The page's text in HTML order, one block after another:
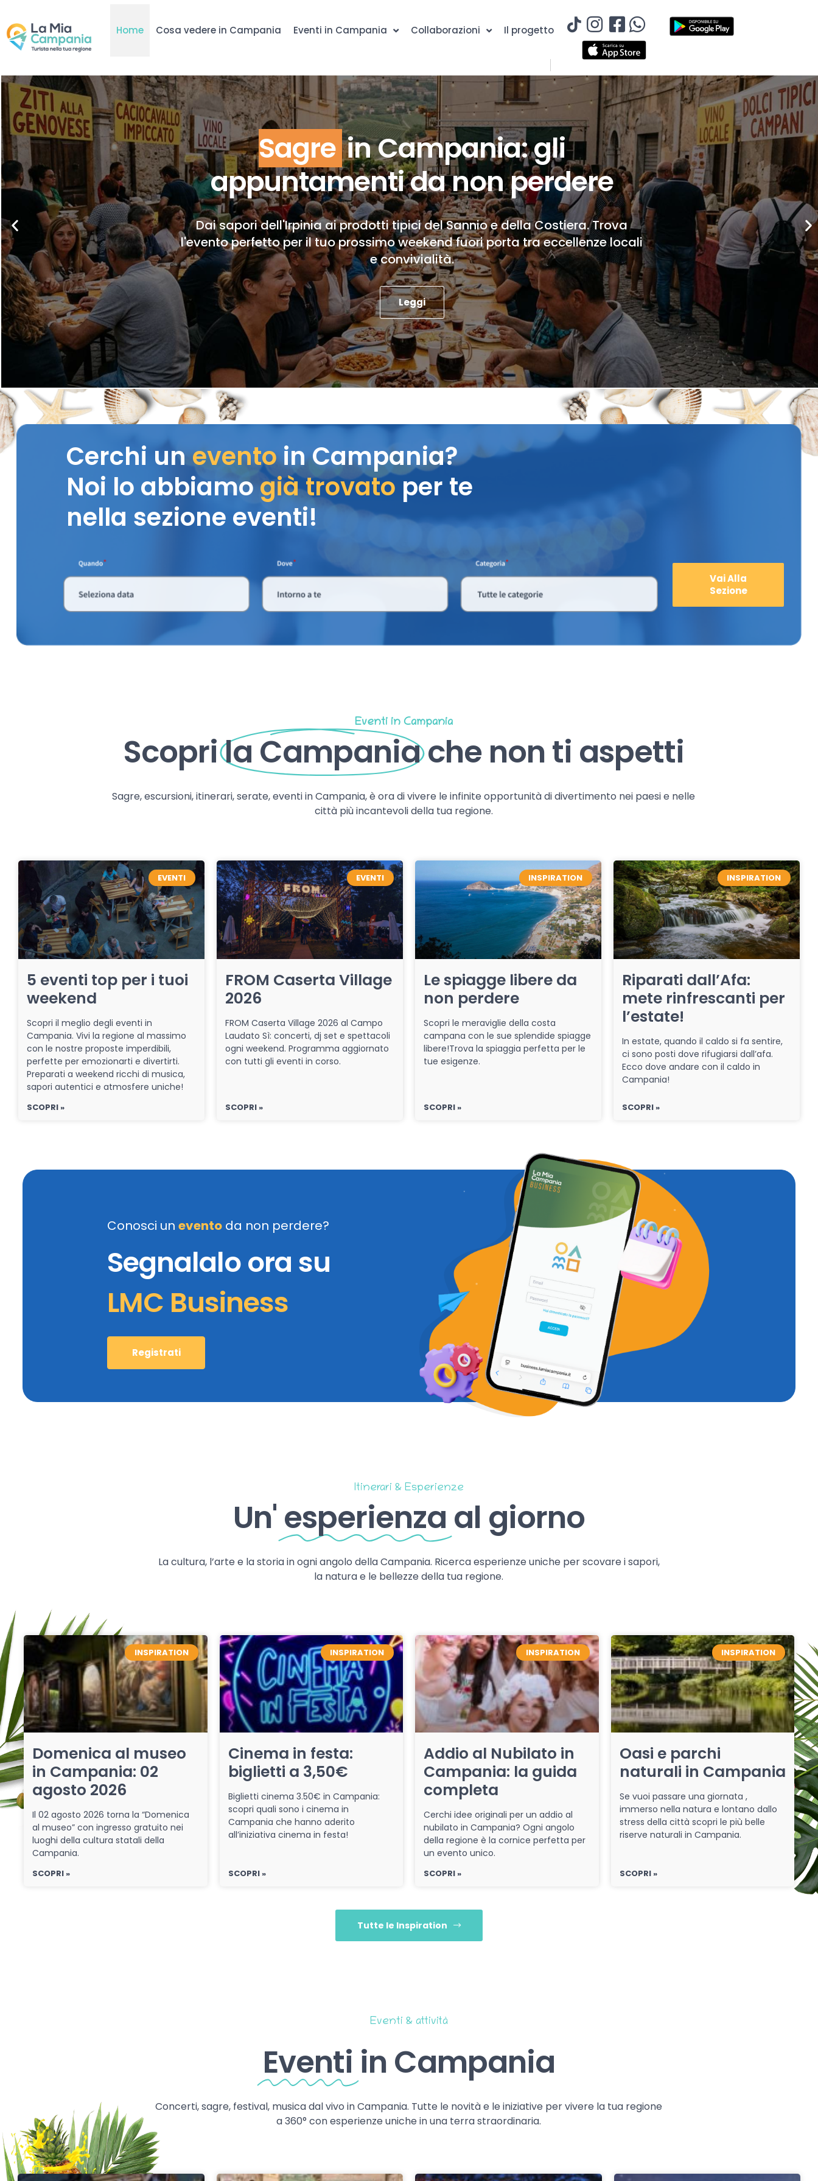
Home Cosa vedere in Campania Eventi in Campania Collaborazioni Il progetto
Sagre in Campania: gli
appuntamenti da non perdere
Dai sapori dell'Irpinia ai prodotti tipici del Sannio e della Costiera. Trova
l'evento perfetto per il tuo prossimo weekend fuori porta tra eccellenze locali
e convivialità.
Leggi
Cerchi uneventoin Campania?
Noi lo abbiamogià trovato per te
nella sezione eventi!
Vai Alla
Sezione
Eventi in Campania
Scoprila Campaniache non ti aspetti
Sagre, escursioni, itinerari, serate, eventi in Campania, è ora di vivere le infinite opportunità di divertimento nei paesi e nelle
città più incantevoli della tua regione.
EVENTI
5 eventi top per i tuoi
weekend
Scopri il meglio degli eventi in
Campania. Vivi la regione al massimo
con le nostre proposte imperdibili,
perfette per emozionarti e divertirti.
Preparati a weekend ricchi di musica,
sapori autentici e atmosfere uniche!
SCOPRI »
EVENTI
FROM Caserta Village
2026
FROM Caserta Village 2026 al Campo
Laudato Sì: concerti, dj set e spettacoli
ogni weekend. Programma aggiornato
con tutti gli eventi in corso.
SCOPRI »
INSPIRATION
Le spiagge libere da
non perdere
Scopri le meraviglie della costa
campana con le sue splendide spiagge
libere!Trova la spiaggia perfetta per le
tue esigenze.
SCOPRI »
INSPIRATION
Riparati dall’Afa:
mete rinfrescanti per
l’estate!
In estate, quando il caldo si fa sentire,
ci sono posti dove rifugiarsi dall’afa.
Ecco dove andare con il caldo in
Campania!
SCOPRI »
Conosci un evento da non perdere?
Segnalalo ora su
LMC Business
Registrati
Itinerari & Esperienze
Un' esperienza al giorno
La cultura, l’arte e la storia in ogni angolo della Campania. Ricerca esperienze uniche per scovare i sapori,
la natura e le bellezze della tua regione.
INSPIRATION
Domenica al museo
in Campania: 02
agosto 2026
Il 02 agosto 2026 torna la “Domenica
al museo” con ingresso gratuito nei
luoghi della cultura statali della
Campania.
SCOPRI »
INSPIRATION
Cinema in festa:
biglietti a 3,50€
Biglietti cinema 3.50€ in Campania:
scopri quali sono i cinema in
Campania che hanno aderito
all’iniziativa cinema in festa!
SCOPRI »
INSPIRATION
Addio al Nubilato in
Campania: la guida
completa
Cerchi idee originali per un addio al
nubilato in Campania? Ogni angolo
della regione è la cornice perfetta per
un evento unico.
SCOPRI »
INSPIRATION
Oasi e parchi
naturali in Campania
Se vuoi passare una giornata ,
immerso nella natura e lontano dallo
stress della città scopri le più belle
riserve naturali in Campania.
SCOPRI »
Tutte le Inspiration
Eventi & attività
Eventi in Campania
Concerti, sagre, festival, musica dal vivo in Campania. Tutte le novità e le iniziative per vivere la tua regione
a 360° con esperienze uniche in una terra straordinaria.